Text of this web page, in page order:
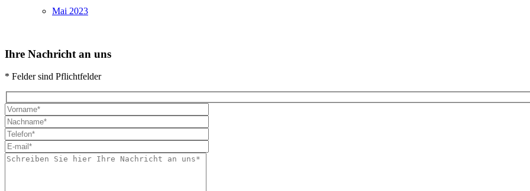
Mai 2023
Ihre Nachricht an uns
* Felder sind Pflichtfelder